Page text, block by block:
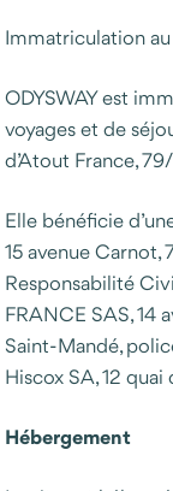
Immatriculation
ODYSWAY est
voyages et de
d’Atout France,
Elle bénéficie
15 avenue Carnot,
Responsabilité
FRANCE SAS, 14
Saint-Mandé,
Hiscox SA, 12 quai
Hébergement